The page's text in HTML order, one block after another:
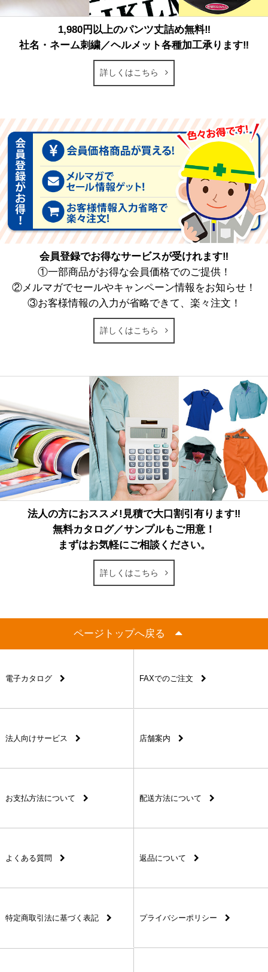
1,980円以上のパンツ丈詰め無料‼
社名・ネーム刺繍／ヘルメット各種加工承ります‼
詳しくはこちら
会員登録でお得なサービスが受けれます‼
①一部商品がお得な会員価格でのご提供！
②メルマガでセールやキャンペーン情報をお知らせ！
③お客様情報の入力が省略できて、楽々注文！
詳しくはこちら
法人の方におススメ!見積で大口割引有ります‼
無料カタログ／サンプルもご用意！
まずはお気軽にご相談ください。
詳しくはこちら
ページトップへ戻る
電子カタログ FAXでのご注文
法人向けサービス 店舗案内
お支払方法について 配送方法について
よくある質問 返品について
特定商取引法に基づく表記 プライバシーポリシー